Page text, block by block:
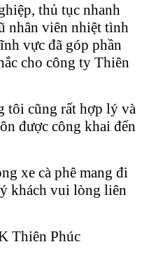
thủ tục nhanh
nhân viên nhiệt tình
vực đã góp phần
cho công ty Thiên
tôi cũng rất hợp lý và
được công khai đến
xe cà phê mang đi
khách vui lòng liên
Thiên Phúc